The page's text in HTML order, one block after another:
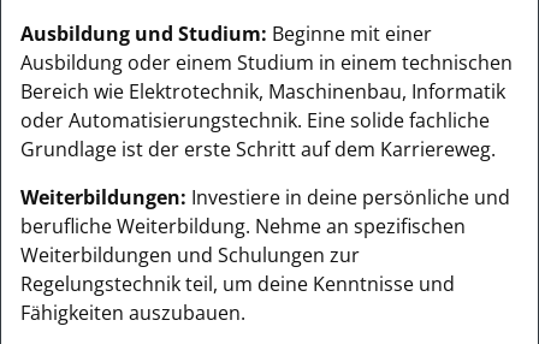
Ausbildung und Studium: Beginne mit einer
Ausbildung oder einem Studium in einem technischen
Bereich wie Elektrotechnik, Maschinenbau, Informatik
oder Automatisierungstechnik. Eine solide fachliche
Grundlage ist der erste Schritt auf dem Karriereweg.
Weiterbildungen: Investiere in deine persönliche und
berufliche Weiterbildung. Nehme an spezifischen
Weiterbildungen und Schulungen zur
Regelungstechnik teil, um deine Kenntnisse und
Fähigkeiten auszubauen.